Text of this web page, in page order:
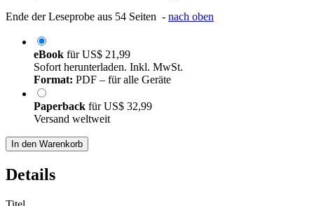
Ende der Leseprobe aus 54 Seiten - nach oben
eBook fürUS$ 21,99
Sofort herunterladen. Inkl. MwSt.
Format: PDF – für alle Geräte
Paperback fürUS$ 32,99
Versand weltweit
In den Warenkorb
Details